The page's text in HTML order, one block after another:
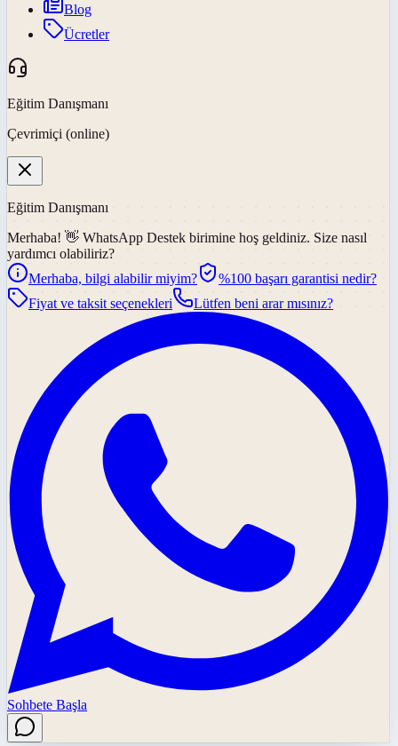
Blog
Ücretler
Eğitim Danışmanı
Çevrimiçi (online)
Eğitim Danışmanı
Merhaba! 👋 WhatsApp Destek birimine hoş geldiniz. Size nasıl
yardımcı olabiliriz?
Merhaba, bilgi alabilir miyim?
%100 başarı garantisi nedir?
Fiyat ve taksit seçenekleri
Lütfen beni arar mısınız?
Sohbete Başla